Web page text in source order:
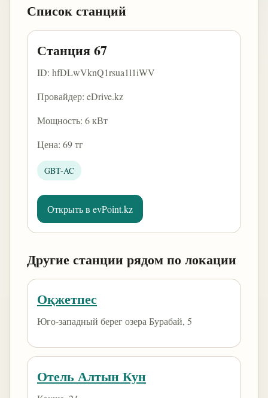
Список станций
Станция 67
ID: hfDLwVknQ1rsua1l1iWV
Провайдер: eDrive.kz
Мощность: 6 кВт
Цена: 69 тг
GBT-AC
Открыть в evPoint.kz
Другие станции рядом по локации
Оқжетпес
Юго-западный берег озера Бурабай, 5
Отель Алтын Кун